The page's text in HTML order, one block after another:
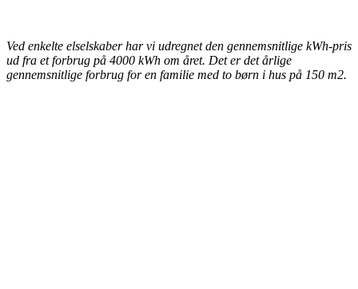
Ved enkelte elselskaber har vi udregnet den gennemsnitlige kWh-pris
ud fra et forbrug på 4000 kWh om året. Det er det årlige
gennemsnitlige forbrug for en familie med to børn i hus på 150 m2.